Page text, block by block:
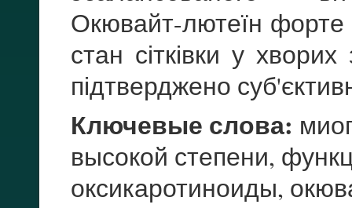
Окювайт-лютеїн форте
стан сітківки у
підтверджено
Ключевые слова:
высокой степени,
оксикаротиноиды,